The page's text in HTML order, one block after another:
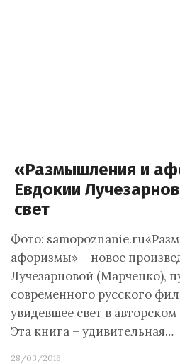
«Размышления и
Евдокии
свет
Фото:
афоризмы» – новое
Лучезарновой (Марченко),
современного русского
увидевшее свет в
Эта книга – удивительная…
28/03/2016